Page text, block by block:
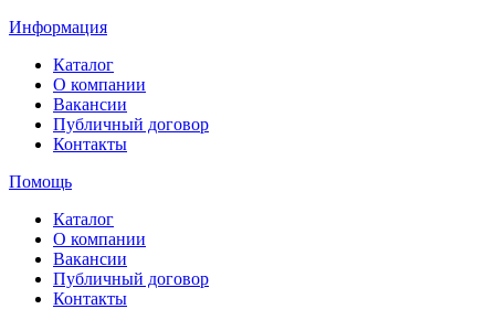
Информация
Каталог
О компании
Вакансии
Публичный договор
Контакты
Помощь
Каталог
О компании
Вакансии
Публичный договор
Контакты